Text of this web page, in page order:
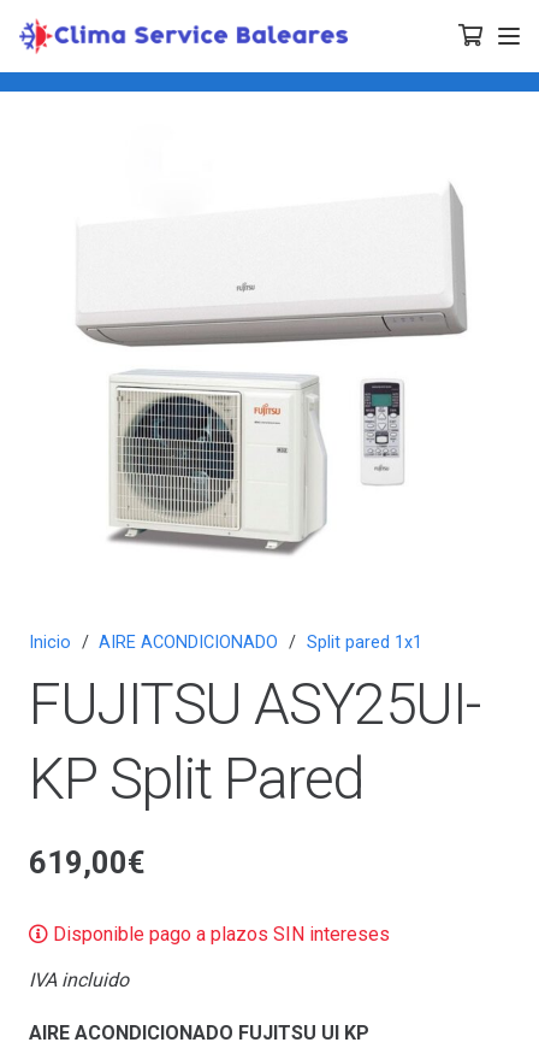
Inicio / AIRE ACONDICIONADO / Split pared 1x1
FUJITSU ASY25UI-
KP Split Pared
619,00€
Disponible pago a plazos SIN intereses
IVA incluido
AIRE ACONDICIONADO FUJITSU UI KP